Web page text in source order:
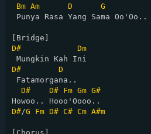
Bm Am D
G
Punya Rasa Yang Sama Oo'Oo..
D#
Dm
D#
D
Fatamorgana..
D#
D# Fm Gm G#
D#/G Fm D# C# Cm A#m